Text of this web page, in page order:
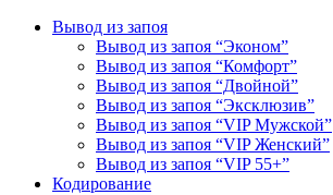
Вывод из запоя
Вывод из запоя “Эконом”
Вывод из запоя “Комфорт”
Вывод из запоя “Двойной”
Вывод из запоя “Эксклюзив”
Вывод из запоя “VIP Мужской”
Вывод из запоя “VIP Женский”
Вывод из запоя “VIP 55+”
Кодирование